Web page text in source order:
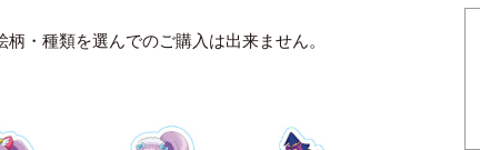
・種類を選んでのご購入は出来ません。